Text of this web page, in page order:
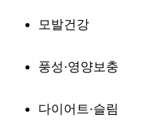
모발건강
풍성·영양보충
다이어트·슬림